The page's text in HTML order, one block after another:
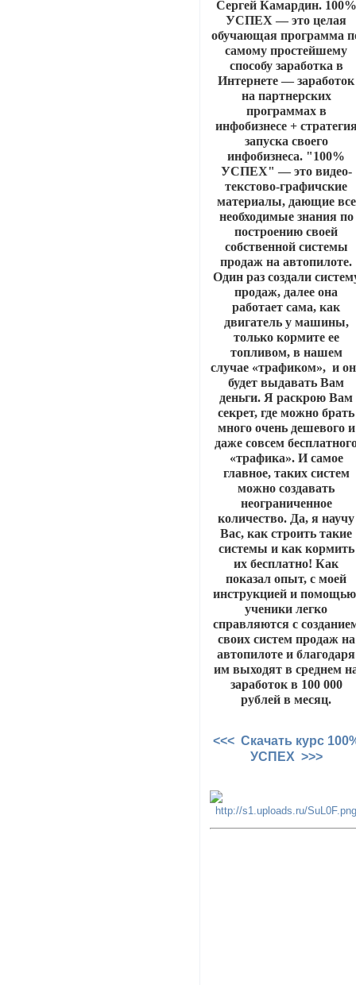
Сергей Камардин. 100%
УСПЕХ — это целая
обучающая программа
самому простейшему
способу заработка в
Интернете — заработок
на партнерских
программах в
инфобизнесе +
запуска своего
инфобизнеса. "100%
УСПЕХ" — это видео-
текстово-графичские
материалы, дающие все
необходимые знания по
построению своей
собственной системы
продаж на автопилоте.
Один раз создали
продаж, далее она
работает сама, как
двигатель у машины,
только кормите ее
топливом, в нашем
случае «трафиком», и
будет выдавать Вам
деньги. Я раскрою Вам
секрет, где можно брать
много очень дешевого и
даже совсем
«трафика». И самое
главное, таких систем
можно создавать
неограниченное
количество. Да, я научу
Вас, как строить такие
системы и как кормить
их бесплатно! Как
показал опыт, с моей
инструкцией и
ученики легко
справляются с
своих систем продаж на
автопилоте и благодаря
им выходят в среднем
заработок в 100 000
рублей в месяц.
<<< Скачать курс
УСПЕХ >>>